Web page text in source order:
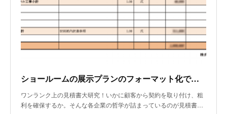
ショールームの展示プランのフォーマット化で大幅な時短を実現！
ワンランク上の見積書大研究！いかに顧客から契約を取り付け、粗
利を確保するか。そんな各企業の哲学が詰まっているのが見積書…